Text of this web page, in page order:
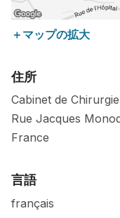
＋マップの拡大
住所
Cabinet de
Rue Jacques
France
言語
français